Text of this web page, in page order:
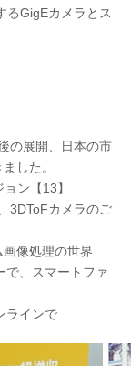
GigEカメラとス
の展開、日本の市
した。
ン【13】
3DToFカメラのご
像処理の世界
で、スマートファ
ラインで